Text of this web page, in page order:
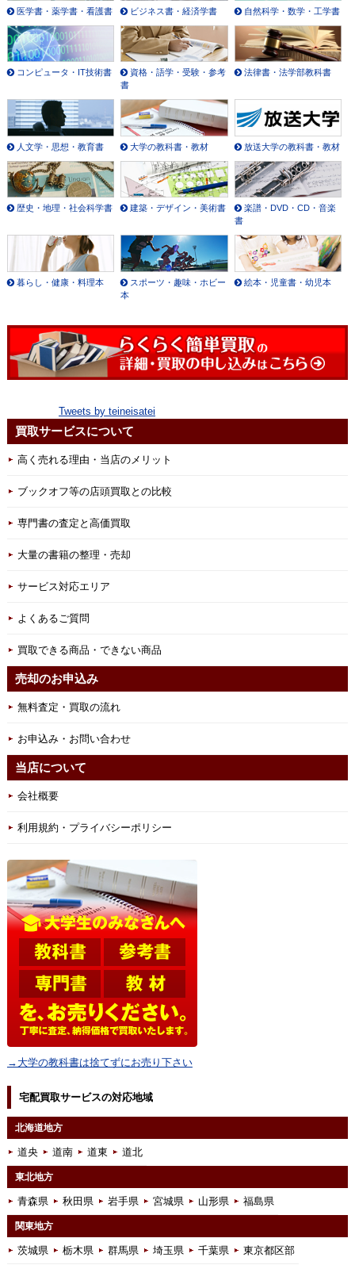
医学書・薬学書・看護書 ビジネス書・経済学書 自然科学・数学・工学書
コンピュータ・IT技術書
資格・語学・受験・参考
書
法律書・法学部教科書
人文学・思想・教育書 大学の教科書・教材 放送大学の教科書・教材
歴史・地理・社会科学書 建築・デザイン・美術書
楽譜・DVD・CD・音楽
書
暮らし・健康・料理本
スポーツ・趣味・ホビー
本
絵本・児童書・幼児本
Tweets by teineisatei
買取サービスについて
高く売れる理由・当店のメリット
ブックオフ等の店頭買取との比較
専門書の査定と高価買取
大量の書籍の整理・売却
サービス対応エリア
よくあるご質問
買取できる商品・できない商品
売却のお申込み
無料査定・買取の流れ
お申込み・お問い合わせ
当店について
会社概要
利用規約・プライバシーポリシー
→大学の教科書は捨てずにお売り下さい
宅配買取サービスの対応地域
北海道地方
道央 道南 道東 道北
東北地方
青森県 秋田県 岩手県 宮城県 山形県 福島県
関東地方
茨城県 栃木県 群馬県 埼玉県 千葉県 東京都区部